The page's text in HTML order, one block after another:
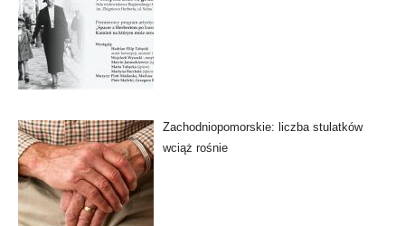
Zachodniopomorskie: liczba stulatków
wciąż rośnie